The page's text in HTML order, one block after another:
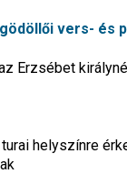
vers- és
Erzsébet
helyszínre